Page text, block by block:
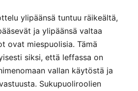
ylipäänsä tuntuu räikeältä,
ja ylipäänsä valtaa
ovat miespuolisia. Tämä
siksi, että leffassa on
vallan käytöstä ja
Sukupuoliroolien